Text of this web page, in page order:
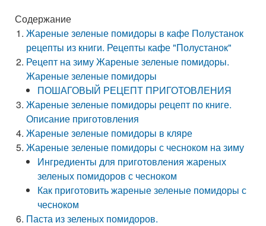
Содержание
Жареные зеленые помидоры в кафе Полустанок
рецепты из книги. Рецепты кафе "Полустанок"
Рецепт на зиму Жареные зеленые помидоры.
Жареные зеленые помидоры
ПОШАГОВЫЙ РЕЦЕПТ ПРИГОТОВЛЕНИЯ
Жареные зеленые помидоры рецепт по книге.
Описание приготовления
Жареные зеленые помидоры в кляре
Жареные зеленые помидоры с чесноком на зиму
Ингредиенты для приготовления жареных
зеленых помидоров с чесноком
Как приготовить жареные зеленые помидоры с
чесноком
Паста из зеленых помидоров.